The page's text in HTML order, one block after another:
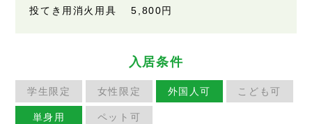
投てき用消火用具5,800円
入居条件
学生限定 女性限定 外国人可 こども可
単身用 ペット可